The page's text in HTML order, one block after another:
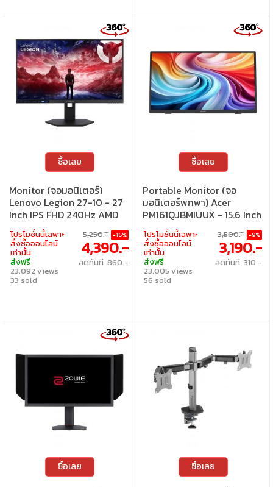
ซื้อเลย
Monitor (จอมอนิเตอร์)
Lenovo Legion 27-10 - 27
Inch IPS FHD 240Hz AMD
FreeSync Premium
โปรโมชั่นนี้เฉพาะ
สั่งซื้อออนไลน์
เท่านั้น
ส่งฟรี
23,092 views
33 sold
5,250.- -16%
4,390.-
ลดทันที 860.-
ซื้อเลย
Portable Monitor (จอ
มอนิเตอร์พกพา) Acer
PM161QJBMIUUX - 15.6 Inch
IPS FHD 60Hz Adaptive
Sync USB-C
โปรโมชั่นนี้เฉพาะ
สั่งซื้อออนไลน์
เท่านั้น
ส่งฟรี
23,005 views
56 sold
3,500.- -9%
3,190.-
ลดทันที 310.-
ซื้อเลย ซื้อเลย